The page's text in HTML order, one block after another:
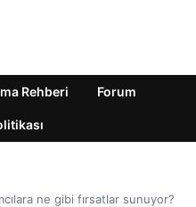
Rehberi Forum
ne gibi fırsatlar sunuyor?